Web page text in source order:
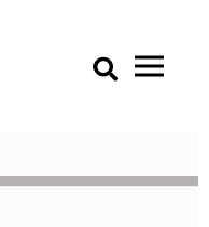
Primary Menu